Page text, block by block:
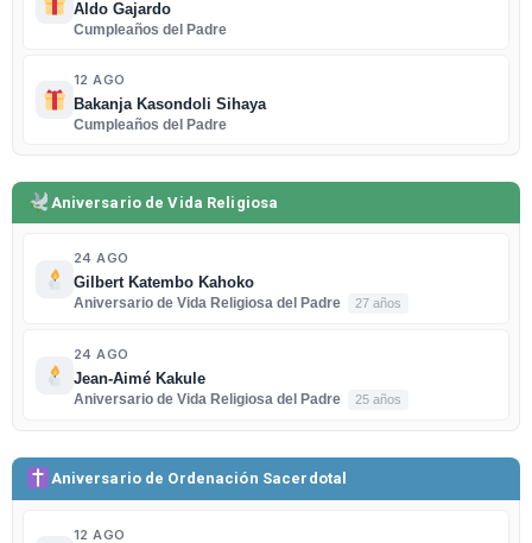
Aldo Gajardo
Cumpleaños del Padre
12 AGO
Bakanja Kasondoli Sihaya
Cumpleaños del Padre
Aniversario de Vida Religiosa
24 AGO
Gilbert Katembo Kahoko
Aniversario de Vida Religiosa del Padre
27 años
24 AGO
Jean-Aimé Kakule
Aniversario de Vida Religiosa del Padre
25 años
Aniversario de Ordenación Sacerdotal
12 AGO